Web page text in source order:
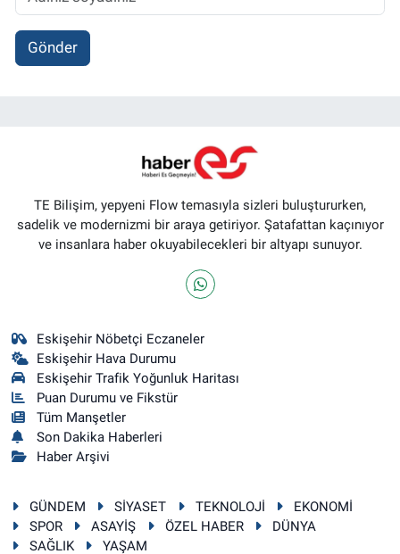
Gönder
TE Bilişim, yepyeni Flow temasıyla sizleri buluştururken,
sadelik ve modernizmi bir araya getiriyor. Şatafattan kaçınıyor
ve insanlara haber okuyabilecekleri bir altyapı sunuyor.
Eskişehir Nöbetçi Eczaneler
Eskişehir Hava Durumu
Eskişehir Trafik Yoğunluk Haritası
Puan Durumu ve Fikstür
Tüm Manşetler
Son Dakika Haberleri
Haber Arşivi
GÜNDEM SİYASET TEKNOLOJİ
EKONOMİ
SPOR
ASAYİŞ ÖZEL HABER
DÜNYA
SAĞLIK
YAŞAM